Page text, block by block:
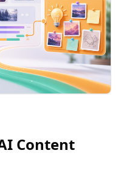
Content